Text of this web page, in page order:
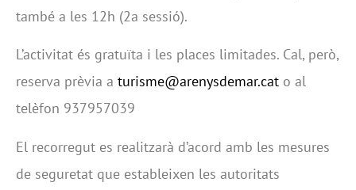
també a les 12h (2a sessió).
L’activitat és gratuïta i les places limitades. Cal, però,
reserva prèvia a turisme@arenysdemar.cat o al
telèfon 937957039
El recorregut es realitzarà d’acord amb les mesures
de seguretat que estableixen les autoritats